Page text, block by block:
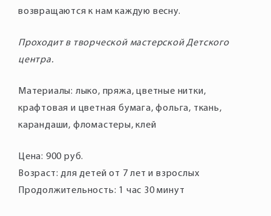
возвращаются к нам каждую весну.
Проходит в творческой мастерской Детского
центра.
Материалы: лыко, пряжа, цветные нитки,
крафтовая и цветная бумага, фольга, ткань,
Цена: 900 руб.
Возраст: для детей от 7 лет и взрослых
Продолжительность: 1 час 30 минут